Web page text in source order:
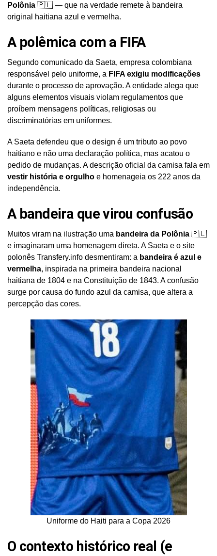
Polônia 🇵🇱 — que na verdade remete à bandeira
original haitiana azul e vermelha.
A polêmica com a FIFA
Segundo comunicado da Saeta, empresa colombiana
responsável pelo uniforme, a FIFA exigiu modificações
durante o processo de aprovação. A entidade alega que
alguns elementos visuais violam regulamentos que
proíbem mensagens políticas, religiosas ou
discriminatórias em uniformes.
A Saeta defendeu que o design é um tributo ao povo
haitiano e não uma declaração política, mas acatou o
pedido de mudanças. A descrição oficial da camisa fala em
vestir história e orgulho e homenageia os 222 anos da
independência.
A bandeira que virou confusão
Muitos viram na ilustração uma bandeira da Polônia 🇵🇱
e imaginaram uma homenagem direta. A Saeta e o site
polonês Transfery.info desmentiram: a bandeira é azul e
vermelha, inspirada na primeira bandeira nacional
haitiana de 1804 e na Constituição de 1843. A confusão
surge por causa do fundo azul da camisa, que altera a
percepção das cores.
Uniforme do Haiti para a Copa 2026
O contexto histórico real (e